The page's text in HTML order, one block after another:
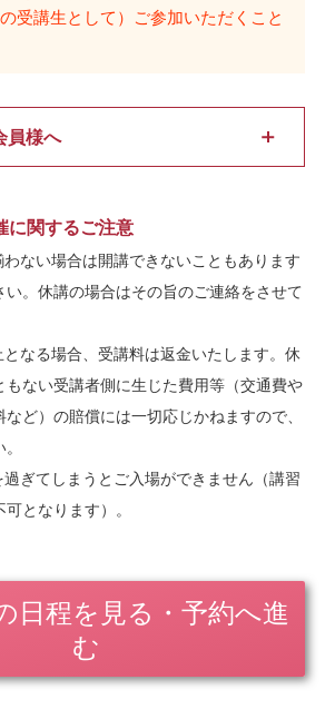
受講生として）ご参加いただくこと
員様へ
必ずお伝えください。申し出ない場合は
なりますのでご留意ください。ホームペ
は「その他・ご質問」の枠に「会員名・
願い致します。
の「スーパーエクスプレス（計算センタ
レクト（レセプトデーターセンター）」「在
いずれかにご登録されている治療院様・会員
員」としています。会員様の貴院・貴店の従
ディックス会員価格で受講することが出来ま
に関するご注意
ない場合は開講できないこともあります
。休講の場合はその旨のご連絡をさせて
なる場合、受講料は返金いたします。休
もない受講者側に生じた費用等（交通費や
ど）の賠償には一切応じかねますので、
ぎてしまうとご入場ができません（講習
となります）。
日程を見る・予約へ進
む